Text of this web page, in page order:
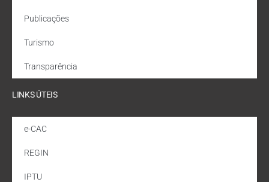
Publicações
Turismo
Transparência
LINKS ÚTEIS
e-CAC
REGIN
IPTU